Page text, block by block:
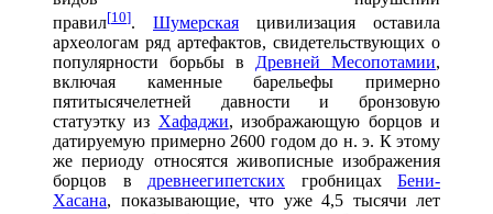
правил[10]. Шумерская
цивилизация оставила
археологам ряд артефактов, свидетельствующих о
популярности борьбы в
Древней Месопотамии,
включая каменные барельефы примерно
пятитысячелетней давности и бронзовую
статуэтку из Хафаджи, изображающую борцов и
датируемую примерно 2600 годом до н. э. К этому
же периоду относятся живописные изображения
борцов в
древнеегипетских гробницах
Бени-
Хасана, показывающие, что уже 4,5 тысячи лет